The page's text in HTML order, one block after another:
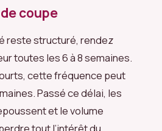
coupe
reste structuré, rendez
toutes les 6 à 8 semaines.
cette fréquence peut
Passé ce délai, les
et le volume
tout l’intérêt du